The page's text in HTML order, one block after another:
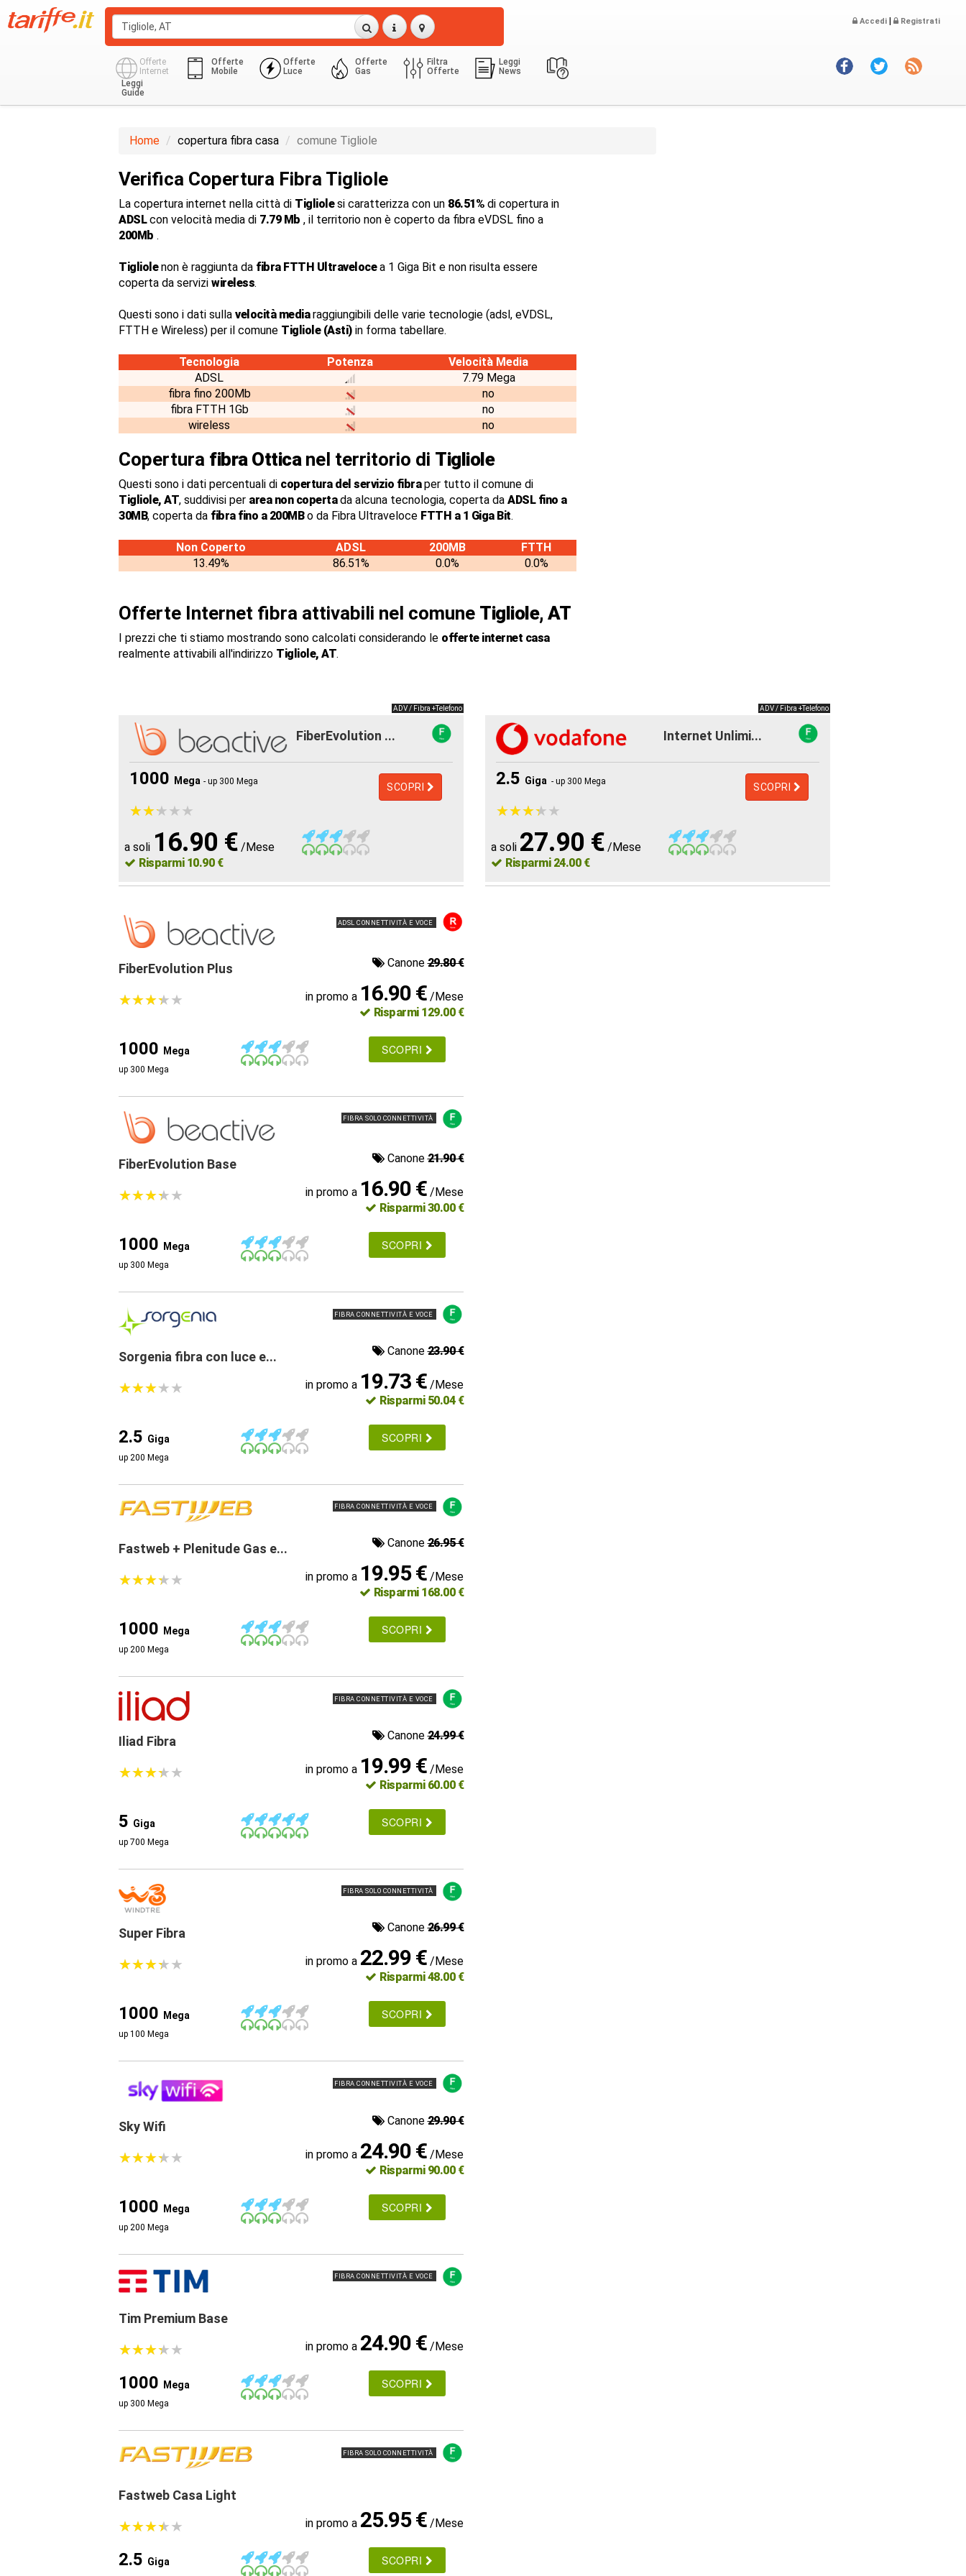
Accedi | Registrati
Offerte
Internet
Offerte
Mobile
Offerte
Luce
Offerte
Gas
Filtra
Offerte
Leggi
News
Leggi
Guide
Home copertura fibra casa comune Tigliole
Verifica Copertura Fibra Tigliole
La copertura internet nella città di Tigliolesi caratterizza con un 86.51% di copertura in
ADSLcon velocità media di 7.79 Mb , il territorio non è coperto da fibra eVDSL fino a
200Mb .
Tigliolenon è raggiunta da fibra FTTH Ultravelocea 1 Giga Bit e non risulta essere
coperta da servizi wireless.
Questi sono i dati sulla velocità mediaraggiungibili delle varie tecnologie (adsl, eVDSL,
FTTH e Wireless) per il comune Tigliole (Asti)in forma tabellare.
Tecnologia Potenza
Velocità Media
ADSL
7.79 Mega
fibra fino 200Mb
no
fibra FTTH 1Gb
no
wireless
no
Copertura fibra Otticanel territorio di Tigliole
Questi sono i dati percentuali di copertura del servizio fibraper tutto il comune di
Tigliole, AT, suddivisi per area non copertada alcuna tecnologia, coperta da ADSL fino a
30MB, coperta da fibra fino a 200MBo da Fibra Ultraveloce FTTH a 1 Giga Bit.
Non Coperto ADSL 200MB
FTTH
13.49%
86.51% 0.0% 0.0%
Offerte Internet fibra attivabili nel comune Tigliole, AT
I prezzi che ti stiamo mostrando sono calcolati considerando le offerte internet casa
realmente attivabili all'indirizzo Tigliole, AT.
ADV / Fibra +Telefono
FiberEvolution ...
1000 Mega - up 300 Mega SCOPRI
★★★★★
★★★★★
a soli 16.90 € /Mese
Risparmi 10.90 €
ADV / Fibra +Telefono
Internet Unlimi...
2.5 Giga - up 300 Mega SCOPRI
★★★★★
★★★★★
a soli 27.90 € /Mese
Risparmi 24.00 €
ADSL CONNETTIVITÀ E VOCE
FiberEvolution Plus Canone29.80 €
★★★★★
★★★★★ in promo a 16.90 € /Mese
Risparmi 129.00 €
1000 Mega
up 300 Mega
SCOPRI
FIBRA SOLO CONNETTIVITÀ
FiberEvolution Base Canone21.90 €
★★★★★
★★★★★ in promo a 16.90 € /Mese
Risparmi 30.00 €
1000 Mega
up 300 Mega
SCOPRI
FIBRA CONNETTIVITÀ E VOCE
Sorgenia fibra con luce e... Canone23.90 €
★★★★★
★★★★★ in promo a 19.73 € /Mese
Risparmi 50.04 €
2.5 Giga
up 200 Mega
SCOPRI
FIBRA CONNETTIVITÀ E VOCE
Fastweb + Plenitude Gas e... Canone26.95 €
★★★★★
★★★★★ in promo a 19.95 € /Mese
Risparmi 168.00 €
1000 Mega
up 200 Mega
SCOPRI
FIBRA CONNETTIVITÀ E VOCE
Iliad Fibra Canone24.99 €
★★★★★
★★★★★ in promo a 19.99 € /Mese
Risparmi 60.00 €
5 Giga
up 700 Mega
SCOPRI
FIBRA SOLO CONNETTIVITÀ
Super Fibra Canone26.99 €
★★★★★
★★★★★ in promo a 22.99 € /Mese
Risparmi 48.00 €
1000 Mega
up 100 Mega
SCOPRI
FIBRA CONNETTIVITÀ E VOCE
Sky Wifi Canone29.90 €
★★★★★
★★★★★ in promo a 24.90 € /Mese
Risparmi 90.00 €
1000 Mega
up 200 Mega
SCOPRI
FIBRA CONNETTIVITÀ E VOCE
Tim Premium Base
★★★★★
★★★★★ in promo a 24.90 € /Mese
1000 Mega
up 300 Mega
SCOPRI
FIBRA SOLO CONNETTIVITÀ
Fastweb Casa Light
★★★★★
★★★★★ in promo a 25.95 € /Mese
2.5 Giga SCOPRI